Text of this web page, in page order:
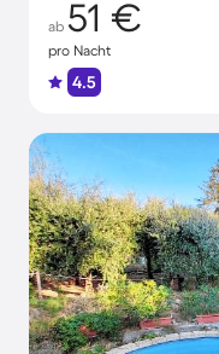
ab 51 €
pro Nacht
4.5